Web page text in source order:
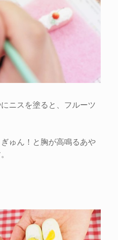
ニスを塗ると、フルーツ
ゅん！と胸が高鳴るあや